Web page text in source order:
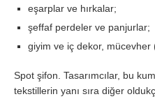
eşarplar ve hırkalar;
şeffaf perdeler ve panjurlar;
giyim ve iç dekor, mücevher
Spot şifon. Tasarımcılar, bu
tekstillerin yanı sıra diğer